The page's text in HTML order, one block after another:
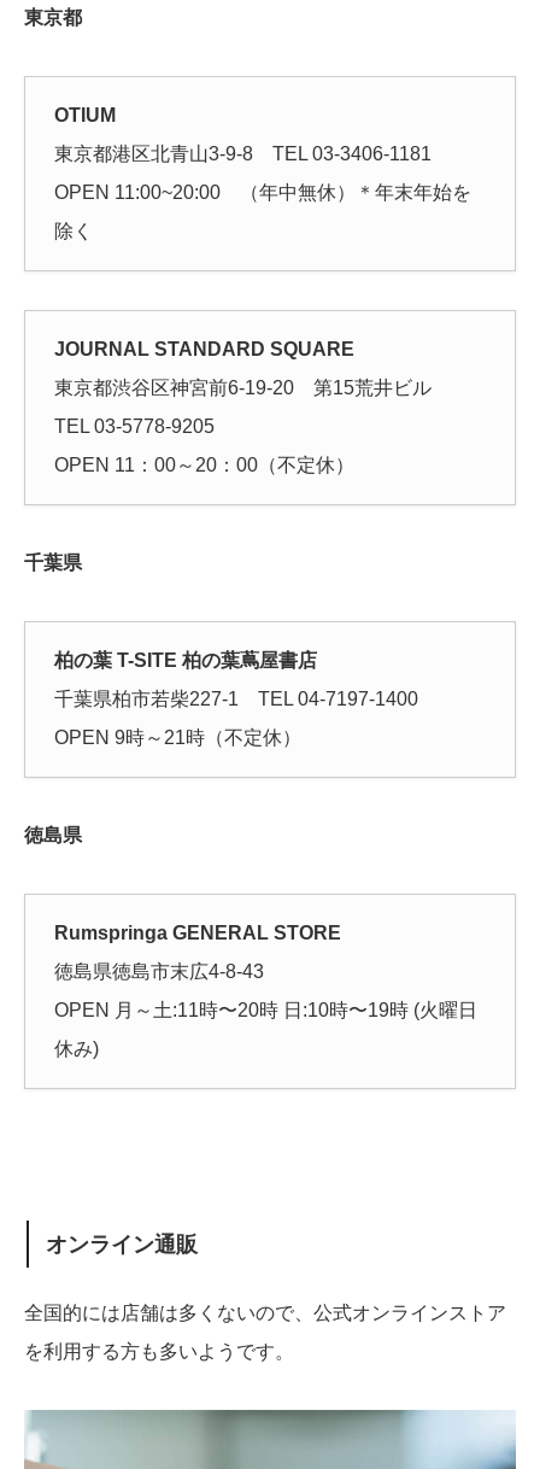
東京都
OTIUM
東京都港区北青山3-9-8 TEL 03-3406-1181
OPEN 11:00~20:00 （年中無休）＊年末年始を
除く
JOURNAL STANDARD SQUARE
東京都渋谷区神宮前6-19-20 第15荒井ビル
TEL 03-5778-9205
OPEN 11：00～20：00（不定休）
千葉県
柏の葉 T-SITE 柏の葉蔦屋書店
千葉県柏市若柴227-1 TEL 04-7197-1400
OPEN 9時～21時（不定休）
徳島県
Rumspringa GENERAL STORE
徳島県徳島市末広4-8-43
OPEN 月～土:11時〜20時 日:10時〜19時 (火曜日
休み)
オンライン通販
全国的には店舗は多くないので、公式オンラインストア
を利用する方も多いようです。